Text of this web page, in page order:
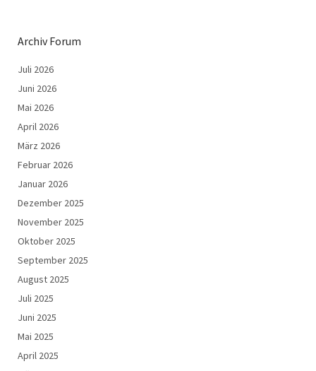
Archiv Forum
Juli 2026
Juni 2026
Mai 2026
April 2026
März 2026
Februar 2026
Januar 2026
Dezember 2025
November 2025
Oktober 2025
September 2025
August 2025
Juli 2025
Juni 2025
Mai 2025
April 2025